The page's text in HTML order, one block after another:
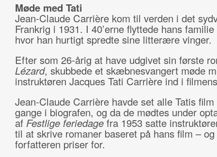
Møde med Tati
Jean-Claude Carrière kom til verden i det
Frankrig i 1931. I 40’erne flyttede hans
hvor han hurtigt spredte sine litterære vinger.
Efter som 26-årig at have udgivet sin første
Lézard, skubbede et skæbnesvangert møde
instruktøren Jacques Tati Carrière ind i
Jean-Claude Carrière havde set alle Tatis film
gange i biografen, og da de mødtes under
af Festlige feriedagefra 1953 satte
til at skrive romaner baseret på hans film –
forfatteren priser for.